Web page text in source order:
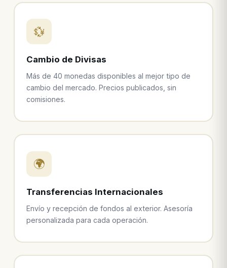
💱
Cambio de Divisas
Más de 40 monedas disponibles al mejor tipo de
cambio del mercado. Precios publicados, sin
comisiones.
🌍
Transferencias Internacionales
Envío y recepción de fondos al exterior. Asesoría
personalizada para cada operación.